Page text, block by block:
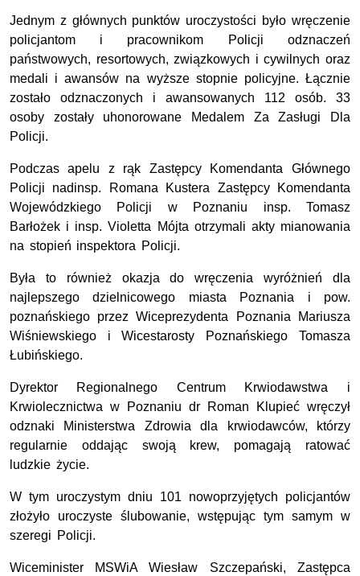
Jednym z głównych punktów uroczystości było wręczenie
policjantom i pracownikom Policji odznaczeń
państwowych, resortowych, związkowych i cywilnych oraz
medali i awansów na wyższe stopnie policyjne. Łącznie
zostało odznaczonych i awansowanych 112 osób. 33
osoby zostały uhonorowane Medalem Za Zasługi Dla
Policji.
Podczas apelu z rąk Zastępcy Komendanta Głównego
Policji nadinsp. Romana Kustera Zastępcy Komendanta
Wojewódzkiego Policji w Poznaniu insp. Tomasz
Barłożek i insp. Violetta Mójta otrzymali akty mianowania
na stopień inspektora Policji.
Była to również okazja do wręczenia wyróżnień dla
najlepszego dzielnicowego miasta Poznania i pow.
poznańskiego przez Wiceprezydenta Poznania Mariusza
Wiśniewskiego i Wicestarosty Poznańskiego Tomasza
Łubińskiego.
Dyrektor Regionalnego Centrum Krwiodawstwa i
Krwiolecznictwa w Poznaniu dr Roman Klupieć wręczył
odznaki Ministerstwa Zdrowia dla krwiodawców, którzy
regularnie oddając swoją krew, pomagają ratować
ludzkie życie.
W tym uroczystym dniu 101 nowoprzyjętych policjantów
złożyło uroczyste ślubowanie, wstępując tym samym w
szeregi Policji.
Wiceminister MSWiA Wiesław Szczepański, Zastępca